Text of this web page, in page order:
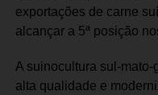
exportações de carne
alcançar a 5ª posição
A suinocultura sul-
alta qualidade e